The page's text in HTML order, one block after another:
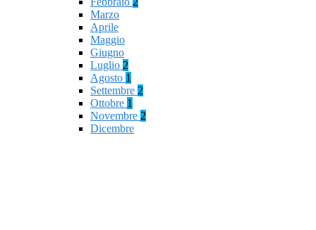
Marzo
Aprile
Maggio
Giugno
Luglio 2
Agosto 1
Settembre 2
Ottobre 1
Novembre 2
Dicembre